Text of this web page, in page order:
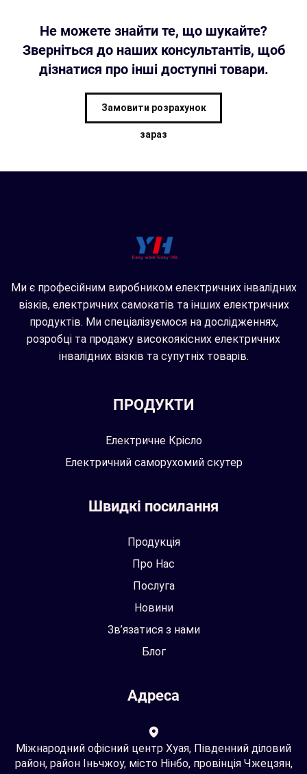
Не можете знайти те, що шукайте?
Зверніться до наших консультантів, щоб
дізнатися про інші доступні товари.
Замовити розрахунок
зараз
Ми є професійним виробником електричних інвалідних
візків, електричних самокатів та інших електричних
продуктів. Ми спеціалізуємося на дослідженнях,
розробці та продажу високоякісних електричних
інвалідних візків та супутніх товарів.
ПРОДУКТИ
Електричне Крісло
Електричний саморухомий скутер
Швидкі посилання
Продукція
Про Нас
Послуга
Новини
Зв’язатися з нами
Блог
Адреса
Міжнародний офісний центр Хуая, Південний діловий
район, район Іньчжоу, місто Нінбо, провінція Чжецзян,